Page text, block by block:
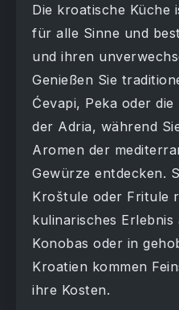
Die kroatische Küche
für alle Sinne und
und ihren
Genießen Sie
Ćevapi, Peka oder
der Adria, während
Aromen der
Gewürze entdecken.
Kroštule oder Fritule
kulinarisches
Konobas oder in
Kroatien kommen
ihre Kosten.